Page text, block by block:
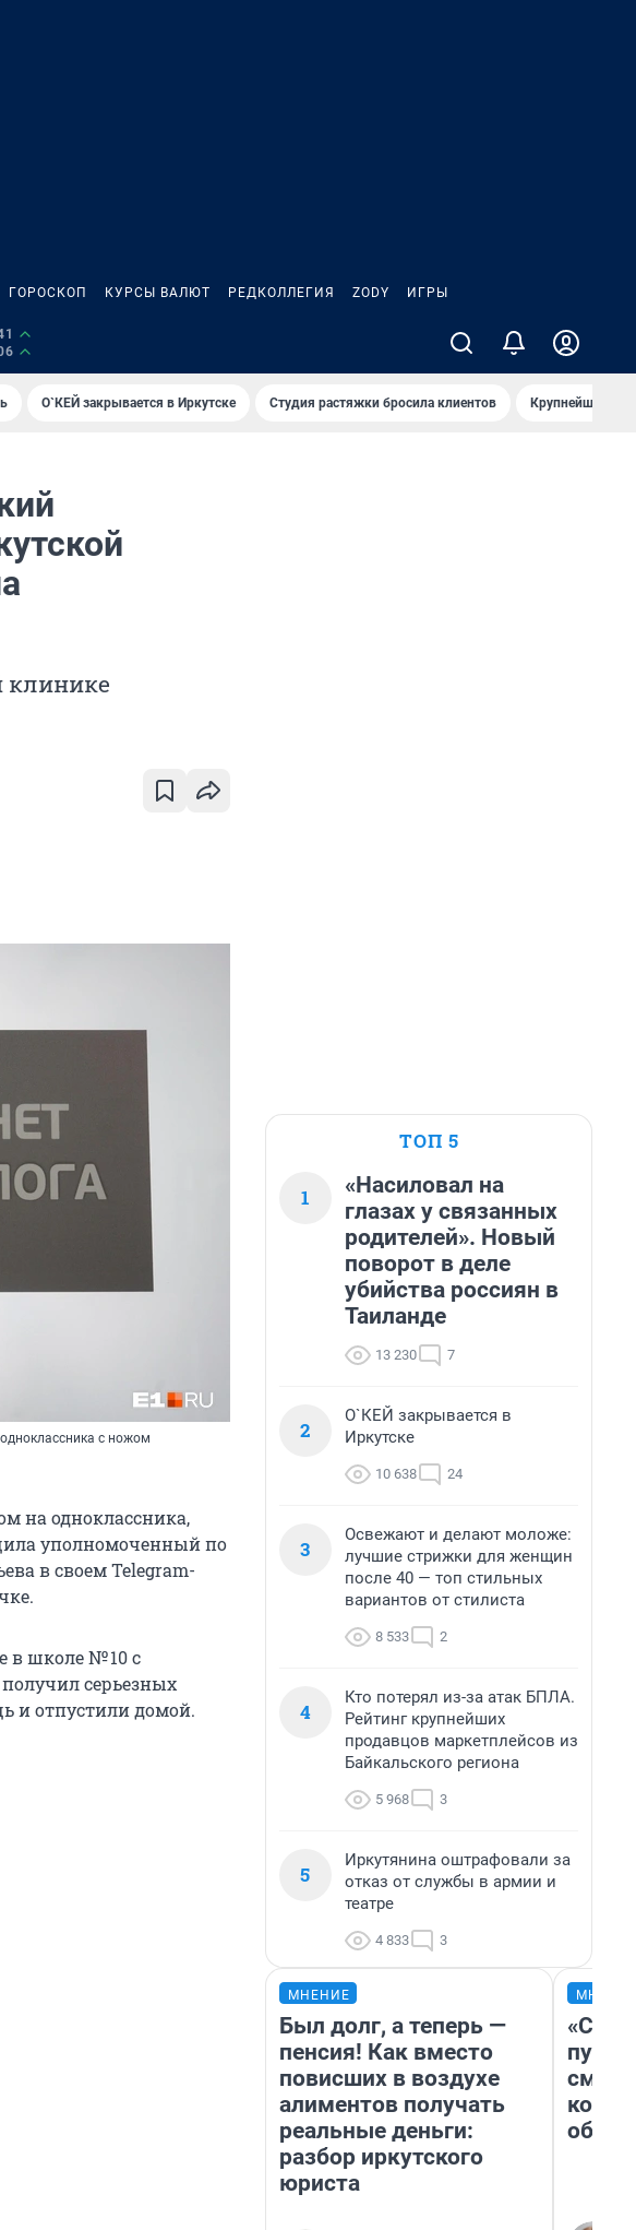
ГОРОСКОП КУРСЫ ВАЛЮТ РЕДКОЛЛЕГИЯ ZODY ИГРЫ
О`КЕЙ закрывается в Иркутске Студия растяжки бросила клиентов Крупнейшие
клинике
с ножом
на одноклассника,
уполномоченный по
в своем Telegram-
в школе№ 10с
серьезных
и отпустили домой.
ТОП 5
1
«Насиловал на
глазах у связанных
родителей». Новый
поворот в деле
убийства россиян в
Таиланде
13 230 7
2
О`КЕЙ закрывается в
Иркутске
10 638 24
3
Освежают и делают моложе:
лучшие стрижки для женщин
после 40 — топ стильных
вариантов от стилиста
8 533 2
4
Кто потерял из-за атак БПЛА.
Рейтинг крупнейших
продавцов маркетплейсов из
Байкальского региона
5 968 3
5
Иркутянина оштрафовали за
отказ от службы в армии и
театре
4 833 3
МНЕНИЕ
Был долг, а теперь —
пенсия! Как вместо
повисших в воздухе
алиментов получать
реальные деньги:
разбор иркутского
юриста